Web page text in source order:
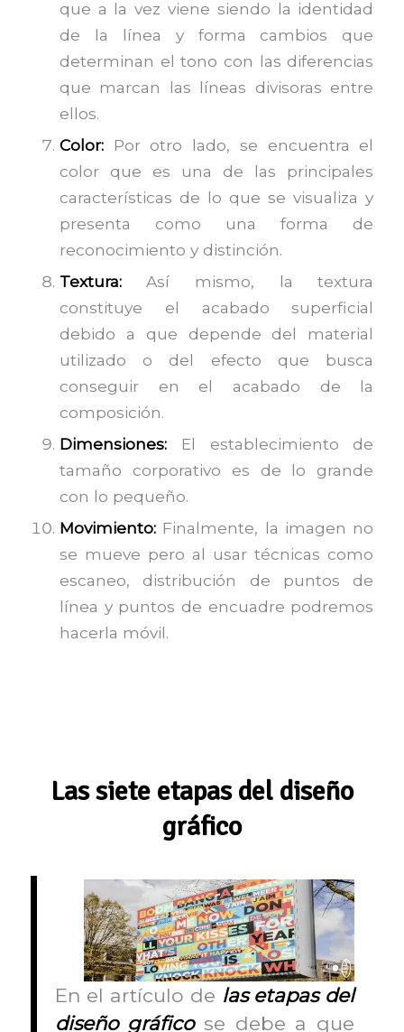
que a la vez viene siendo la identidad
de la línea y forma cambios que
determinan el tono con las diferencias
que marcan las líneas divisoras entre
ellos.
Color: Por otro lado, se encuentra el
color que es una de las principales
características de lo que se visualiza y
presenta como una forma de
reconocimiento y distinción.
Textura:Así mismo, la textura
constituye el acabado superficial
debido a que depende del material
utilizado o del efecto que busca
conseguir en el acabado de la
composición.
Dimensiones:El establecimiento de
tamaño corporativo es de lo grande
con lo pequeño.
Movimiento: Finalmente, la imagen no
se mueve pero al usar técnicas como
escaneo, distribución de puntos de
línea y puntos de encuadre podremos
hacerla móvil.
Las siete etapas del diseño
gráfico
En el artículo de las etapas del
diseño gráfico se debe a que